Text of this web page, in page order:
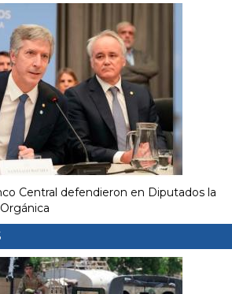
Central defendieron en Diputados la